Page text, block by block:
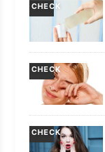
CHECK
CHECK
CHECK